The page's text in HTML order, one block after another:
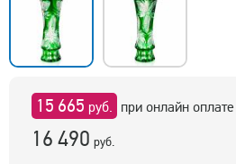
15 665 руб. при онлайн оплате
16 490 руб.